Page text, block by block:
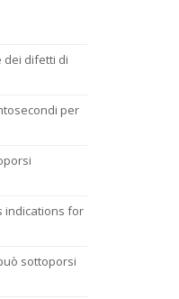
dei difetti di
per
indications for
sottoporsi